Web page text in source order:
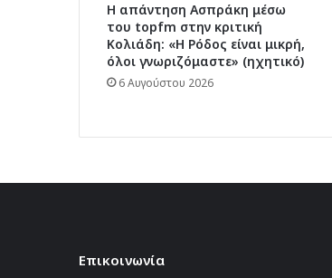
Η απάντηση Ασπράκη μέσω
του topfm στην κριτική
Κολιάδη: «Η Ρόδος είναι μικρή,
όλοι γνωριζόμαστε» (ηχητικό)
6 Αυγούστου 2026
Επικοινωνία